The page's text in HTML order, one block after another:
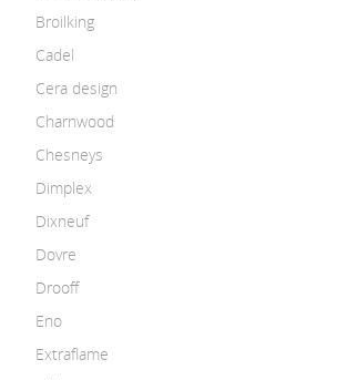
Broilking
Cadel
Cera design
Charnwood
Chesneys
Dimplex
Dixneuf
Dovre
Drooff
Eno
Extraflame